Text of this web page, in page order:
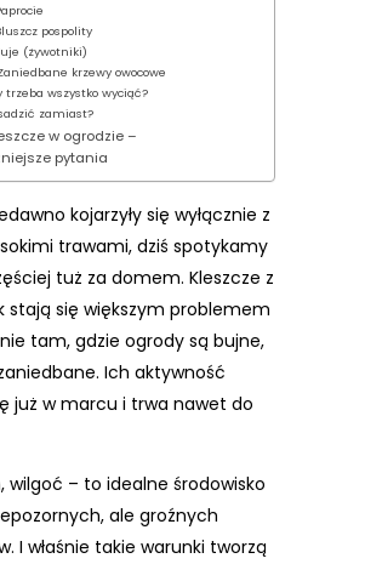
pospolity
(żywotniki)
krzewy owocowe
trzeba wszystko wyciąć?
zamiast?
w ogrodzie –
pytania
kojarzyły się wyłącznie z
trawami, dziś spotykamy
tuż za domem. Kleszcze z
stają się większym problemem
tam, gdzie ogrody są bujne,
Ich aktywność
już w marcu i trwa nawet do
wilgoć – to idealne środowisko
ale groźnych
I właśnie takie warunki tworzą